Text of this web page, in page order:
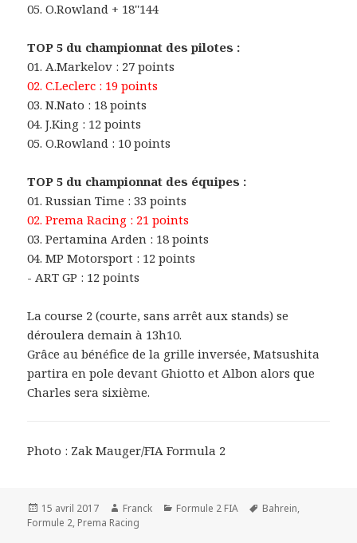
05. O.Rowland + 18''144
TOP 5 du championnat des pilotes :
01. A.Markelov : 27 points
02. C.Leclerc : 19 points
03. N.Nato : 18 points
04. J.King : 12 points
05. O.Rowland : 10 points
TOP 5 du championnat des équipes :
01. Russian Time : 33 points
02. Prema Racing : 21 points
03. Pertamina Arden : 18 points
04. MP Motorsport : 12 points
- ART GP : 12 points
La course 2 (courte, sans arrêt aux stands) se
déroulera demain à 13h10.
Grâce au bénéfice de la grille inversée, Matsushita
partira en pole devant Ghiotto et Albon alors que
Charles sera sixième.
Photo : Zak Mauger/FIA Formula 2
Publié
le
15 avril 2017 Auteur
Franck Catégories
Formule 2 FIA
Mots-
Bahrein,
Formule 2, Prema Racing